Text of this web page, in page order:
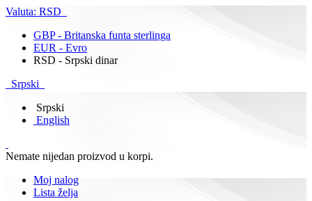
Valuta: RSD
GBP - Britanska funta sterlinga
EUR - Evro
RSD - Srpski dinar
Srpski
Srpski
English
Nemate nijedan proizvod u korpi.
Moj nalog
Lista želja